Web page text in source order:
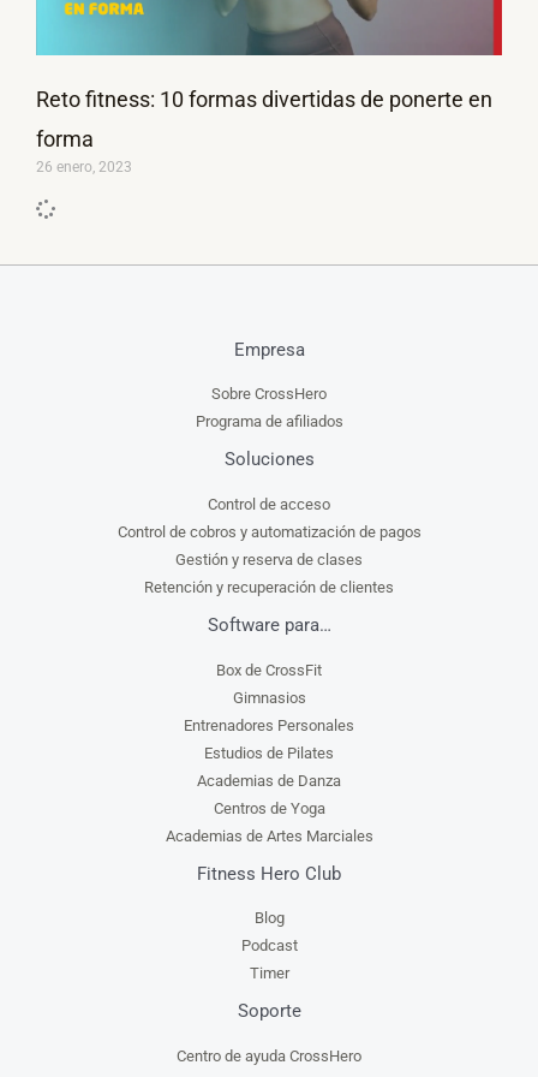
Reto fitness: 10 formas divertidas de ponerte en
forma
26 enero, 2023
Empresa
Sobre CrossHero
Programa de afiliados
Soluciones
Control de acceso
Control de cobros y automatización de pagos
Gestión y reserva de clases
Retención y recuperación de clientes
Software para…
Box de CrossFit
Gimnasios
Entrenadores Personales
Estudios de Pilates
Academias de Danza
Centros de Yoga
Academias de Artes Marciales
Fitness Hero Club
Blog
Podcast
Timer
Soporte
Centro de ayuda CrossHero